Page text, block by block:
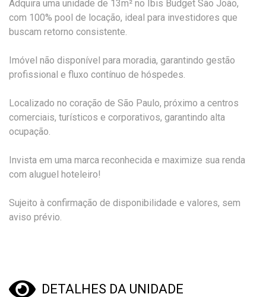
Adquira uma unidade de 13m² no Ibis Budget São João,
com 100% pool de locação, ideal para investidores que
buscam retorno consistente.
Imóvel não disponível para moradia, garantindo gestão
profissional e fluxo contínuo de hóspedes.
Localizado no coração de São Paulo, próximo a centros
comerciais, turísticos e corporativos, garantindo alta
ocupação.
Invista em uma marca reconhecida e maximize sua renda
com aluguel hoteleiro!
Sujeito à confirmação de disponibilidade e valores, sem
aviso prévio.
DETALHES DA UNIDADE